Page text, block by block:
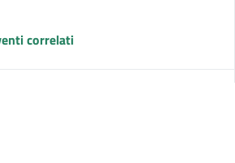
correlati